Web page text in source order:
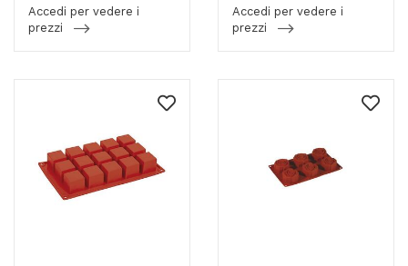
Accedi per vedere i
prezzi
Accedi per vedere i
prezzi